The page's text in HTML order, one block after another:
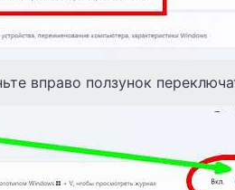
вправо ползунок